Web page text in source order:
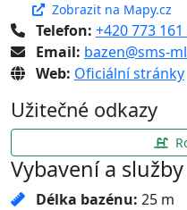
Zobrazit na Mapy.cz
Telefon: +420 773
Email: bazen@sms-
Web: Oficiální stránky
Užitečné odkazy
Vybavení a služby
Délka bazénu: 25 m